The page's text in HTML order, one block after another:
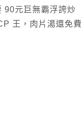
90元巨無霸浮誇炒
王，肉片湯還免費